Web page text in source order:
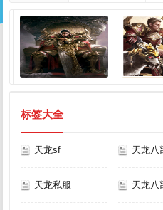
标签大全
天龙sf 天龙八
天龙私服 天龙八